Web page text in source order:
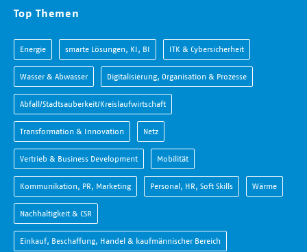
Top Themen
Energie smarte Lösungen, KI, BI ITK & Cybersicherheit
Wasser & Abwasser Digitalisierung, Organisation & Prozesse
Abfall/Stadtsauberkeit/Kreislaufwirtschaft
Transformation & Innovation Netz
Vertrieb & Business Development Mobilität
Kommunikation, PR, Marketing Personal, HR, Soft Skills Wärme
Nachhaltigkeit & CSR
Einkauf, Beschaffung, Handel & kaufmännischer Bereich